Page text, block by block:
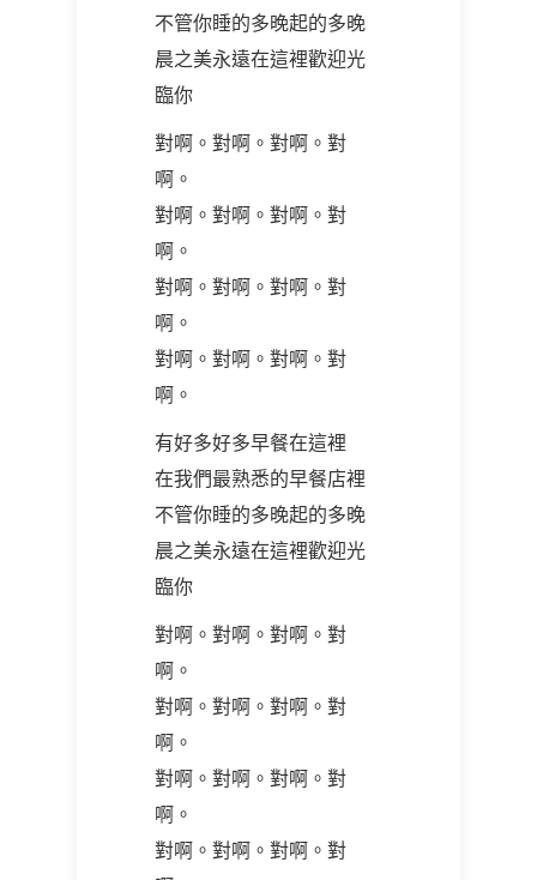
不管你睡的多晚起的多晚
晨之美永遠在這裡歡迎光
臨你
對啊。對啊。對啊。對
啊。
對啊。對啊。對啊。對
啊。
對啊。對啊。對啊。對
啊。
對啊。對啊。對啊。對
啊。
有好多好多早餐在這裡
在我們最熟悉的早餐店裡
不管你睡的多晚起的多晚
晨之美永遠在這裡歡迎光
臨你
對啊。對啊。對啊。對
啊。
對啊。對啊。對啊。對
啊。
對啊。對啊。對啊。對
啊。
對啊。對啊。對啊。對